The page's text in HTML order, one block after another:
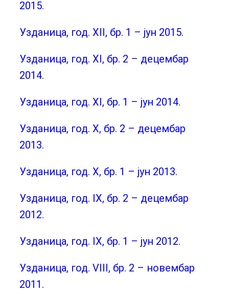
2015.
Узданица, год. XII, бр. 1 – јун 2015.
Узданица, год. XI, бр. 2 – децембар
2014.
Узданица, год. XI, бр. 1 – јун 2014.
Узданица, год. X, бр. 2 – децембар
2013.
Узданица, год. X, бр. 1 – јун 2013.
Узданица, год. IX, бр. 2 – децембар
2012.
Узданица, год. IX, бр. 1 – јун 2012.
Узданица, год. VIII, бр. 2 – новембар
2011.